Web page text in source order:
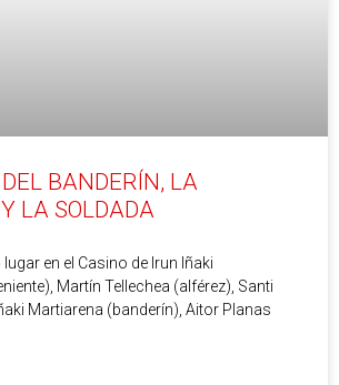
BANDERÍN, LA
LA SOLDADA
en el Casino de Irun Iñaki
Martín Tellechea (alférez), Santi
Martiarena (banderín), Aitor Planas